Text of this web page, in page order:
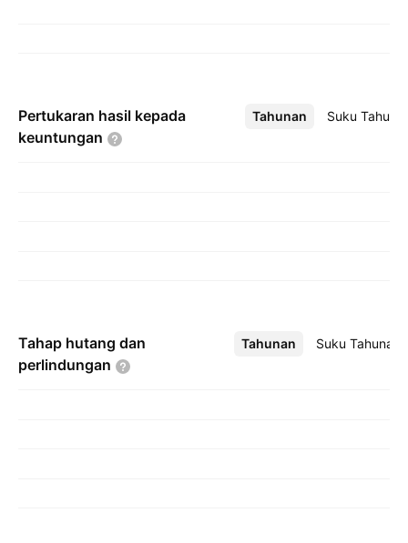
Pertukaran hasil kepada
keuntungan
Tahunan Suku
Lebih
Tahap hutang dan
perlindungan
Tahunan Suku Tahunan
Lebih